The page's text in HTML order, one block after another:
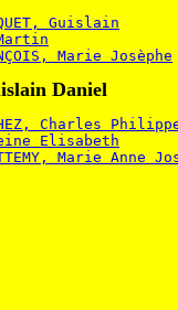
Guislain
Martin
Marie Josèphe
Daniel
Charles
Elisabeth
Marie Anne